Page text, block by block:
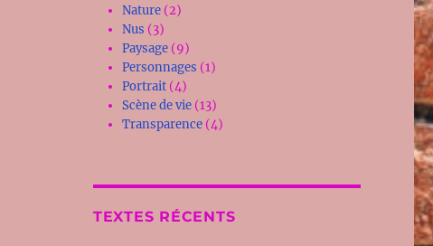
Nature (2)
Nus (3)
Paysage (9)
Personnages (1)
Portrait (4)
Scène de vie (13)
Transparence (4)
TEXTES RÉCENTS